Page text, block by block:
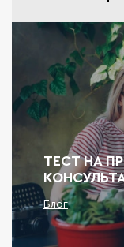
ТЕСТ НА
Блог